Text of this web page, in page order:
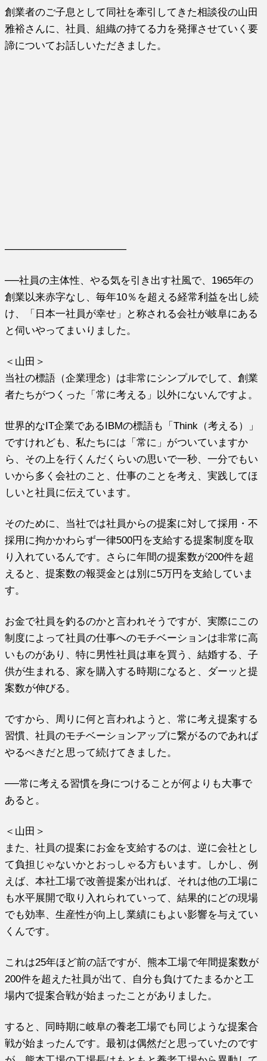
創業者のご子息として同社を牽引してきた相談役の山田
雅裕さんに、社員、組織の持てる力を発揮させていく要
諦についてお話しいただきました。
─────────────────
──社員の主体性、やる気を引き出す社風で、1965年の
創業以来赤字なし、毎年10％を超える経常利益を出し続
け、「日本一社員が幸せ」と称される会社が岐阜にある
と伺いやってまいりました。
＜山田＞
当社の標語（企業理念）は非常にシンプルでして、創業
者たちがつくった「常に考える」以外にないんですよ。
世界的なIT企業であるIBMの標語も「Think（考える）」
ですけれども、私たちには「常に」がついていますか
ら、その上を行くんだくらいの思いで一秒、一分でもい
いから多く会社のこと、仕事のことを考え、実践してほ
しいと社員に伝えています。
そのために、当社では社員からの提案に対して採用・不
採用に拘かかわらず一律500円を支給する提案制度を取
り入れているんです。さらに年間の提案数が200件を超
えると、提案数の報奨金とは別に5万円を支給していま
す。
お金で社員を釣るのかと言われそうですが、実際にこの
制度によって社員の仕事へのモチベーションは非常に高
いものがあり、特に男性社員は車を買う、結婚する、子
供が生まれる、家を購入する時期になると、ダーッと提
案数が伸びる。
ですから、周りに何と言われようと、常に考え提案する
習慣、社員のモチベーションアップに繋がるのであれば
やるべきだと思って続けてきました。
──常に考える習慣を身につけることが何よりも大事で
あると。
＜山田＞
また、社員の提案にお金を支給するのは、逆に会社とし
て負担じゃないかとおっしゃる方もいます。しかし、例
えば、本社工場で改善提案が出れば、それは他の工場に
も水平展開で取り入れられていって、結果的にどの現場
でも効率、生産性が向上し業績にもよい影響を与えてい
くんです。
これは25年ほど前の話ですが、熊本工場で年間提案数が
200件を超えた社員が出て、自分も負けてたまるかと工
場内で提案合戦が始まったことがありました。
すると、同時期に岐阜の養老工場でも同じような提案合
戦が始まったんです。最初は偶然だと思っていたのです